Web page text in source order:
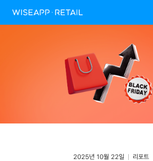
2025년 10월 22일 리포트